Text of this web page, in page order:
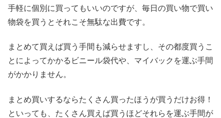
手軽に個別に買ってもいいのですが、毎日の買い物で買い
物袋を買うとそれこそ無駄な出費です。
まとめて買えば買う手間も減らせますし、その都度買うこ
とによってかかるビニール袋代や、マイバックを運ぶ手間
がかかりません。
まとめ買いするならたくさん買ったほうが買うだけお得！
といっても、たくさん買えば買うほどそれらを運ぶ手間が